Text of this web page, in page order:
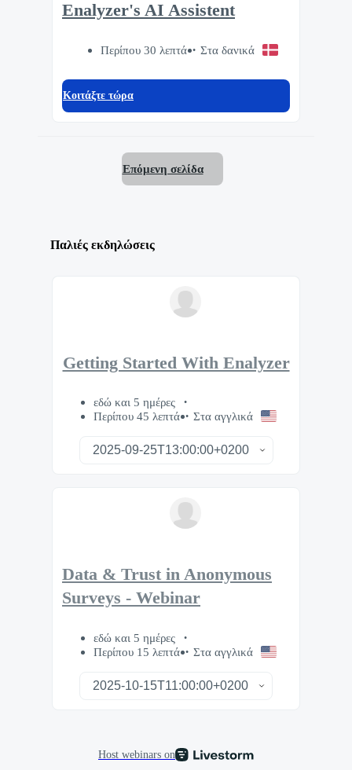
Enalyzer's AI Assistent
Περίπου 30 λεπτά Στα δανικά
Κοιτάξτε τώρα
Επόμενη σελίδα
Παλιές εκδηλώσεις
Getting Started With Enalyzer
εδώ και 5 ημέρες
Περίπου 45 λεπτά
Στα αγγλικά
Data & Trust in Anonymous
Surveys - Webinar
εδώ και 5 ημέρες
Περίπου 15 λεπτά
Στα αγγλικά
Host webinars on